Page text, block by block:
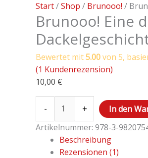
Start/Shop / Brunooo! /
Brunooo! Eine
Bewertet mit5.00von 5,
(1 Kundenrezension)
10,00 €
-
Menge
+
In den
Artikelnummer: 978-3-
Beschreibung
Rezensionen (1)